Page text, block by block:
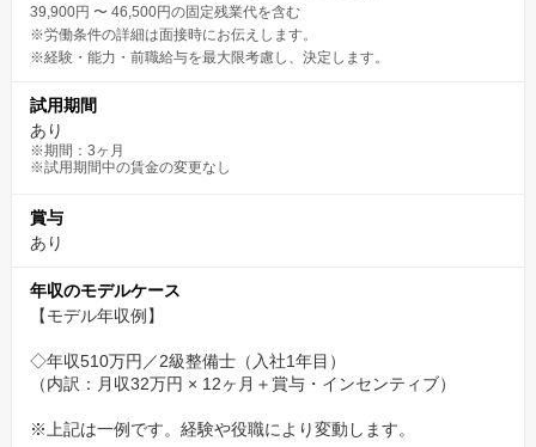
39,900円 〜 46,500円の固定残業代を含む
※労働条件の詳細は面接時にお伝えします。
※経験・能力・前職給与を最大限考慮し、決定します。
試用期間
あり
※期間：3ヶ月
※試用期間中の賃金の変更なし
賞与
あり
年収のモデルケース
【モデル年収例】
◇年収510万円／2級整備士（入社1年目）
（内訳：月収32万円 × 12ヶ月＋賞与・インセンティブ）
※上記は一例です。経験や役職により変動します。